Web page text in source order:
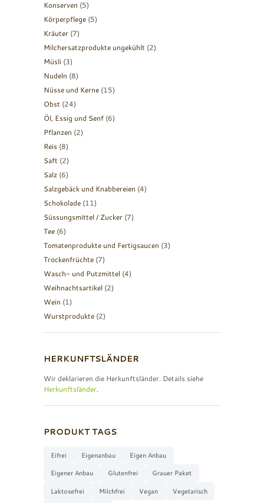
Konserven (5)
Körperpflege (5)
Kräuter (7)
Milchersatzprodukte ungekühlt (2)
Müsli (3)
Nudeln (8)
Nüsse und Kerne (15)
Obst (24)
Öl, Essig und Senf (6)
Pflanzen (2)
Reis (8)
Saft (2)
Salz (6)
Salzgebäck und Knabbereien (4)
Schokolade (11)
Süssungsmittel / Zucker (7)
Tee (6)
Tomatenprodukte und Fertigsaucen (3)
Trockenfrüchte (7)
Wasch- und Putzmittel (4)
Weihnachtsartikel (2)
Wein (1)
Wurstprodukte (2)
HERKUNFTSLÄNDER
Wir deklarieren die Herkunftsländer. Details siehe
Herkunftsländer.
PRODUKT TAGS
Eifrei Eigenanbau
Eigen Anbau
Eigener Anbau
Glutenfrei
Grauer Paket
Laktosefrei
Milchfrei Vegan
Vegetarisch